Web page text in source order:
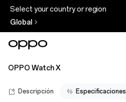
Select your country or region
Global
OPPO Watch X
Descripción Especificaciones